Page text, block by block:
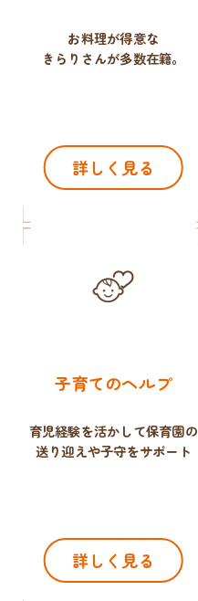
お料理が得意な
きらりさんが多数在籍。
詳しく見る
子育てのヘルプ
育児経験を活かして保育園の
送り迎えや子守をサポート
詳しく見る